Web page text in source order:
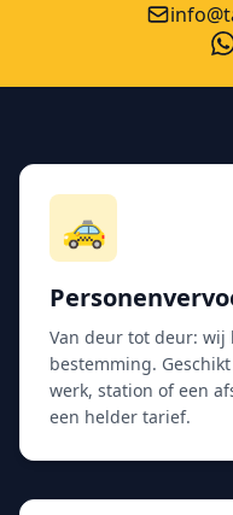
🚕
Van deur tot deur:
bestemming.
werk, station of een
een helder tarief.